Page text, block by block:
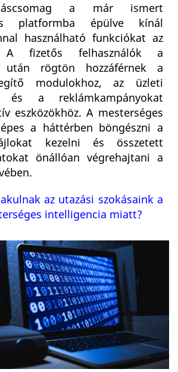
a már ismert
platformba épülve kínál
használható funkciókat az
A fizetős felhasználók a
után rögtön hozzáférnek a
modulokhoz, az üzleti
és a reklámkampányokat
eszközökhöz. A mesterséges
a háttérben böngészni a
kezelni és összetett
önállóan végrehajtani a
az utazási szokásaink a
intelligencia miatt?